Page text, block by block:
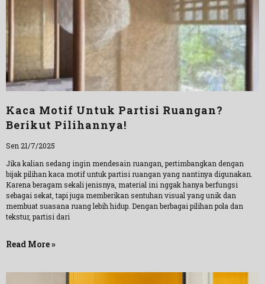
Kaca Motif Untuk Partisi Ruangan?
Berikut Pilihannya!
Sen 21/7/2025
Jika kalian sedang ingin mendesain ruangan, pertimbangkan dengan
bijak pilihan kaca motif untuk partisi ruangan yang nantinya digunakan.
Karena beragam sekali jenisnya, material ini nggak hanya berfungsi
sebagai sekat, tapi juga memberikan sentuhan visual yang unik dan
membuat suasana ruang lebih hidup. Dengan berbagai pilihan pola dan
tekstur, partisi dari
Read More »